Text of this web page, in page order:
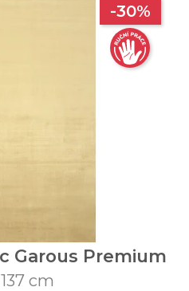
-30%
Garous Premium
cm